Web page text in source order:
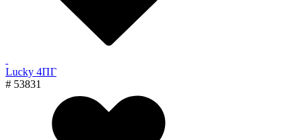
Lucky 4ПГ
# 53831